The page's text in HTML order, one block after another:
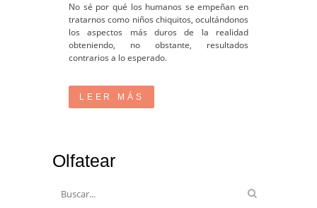
No sé por qué los humanos se empeñan en
tratarnos como niños chiquitos, ocultándonos
los aspectos más duros de la realidad
obteniendo, no obstante, resultados
contrarios a lo esperado.
LEER MÁS
Olfatear